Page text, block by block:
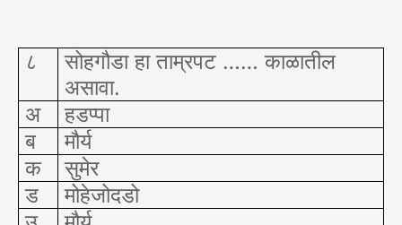
८
सोहगौडा हा ताम्रपट …… काळातील
असावा.
अ
हडप्पा
ब
मौर्य
क
सुमेर
ड
मोहेजोदडो